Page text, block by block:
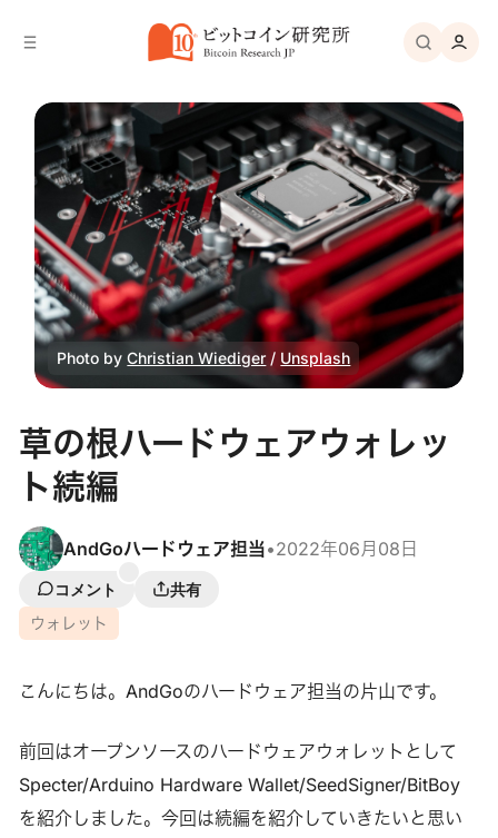
Photo by Christian Wiediger / Unsplash
草の根ハードウェアウォレッ
ト続編
AndGoハードウェア担当•2022年06月08日
コメント
共有
ウォレット
こんにちは。AndGoのハードウェア担当の片山です。
前回はオープンソースのハードウェアウォレットとして
Specter/Arduino Hardware Wallet/SeedSigner/BitBoy
を紹介しました。今回は続編を紹介していきたいと思い